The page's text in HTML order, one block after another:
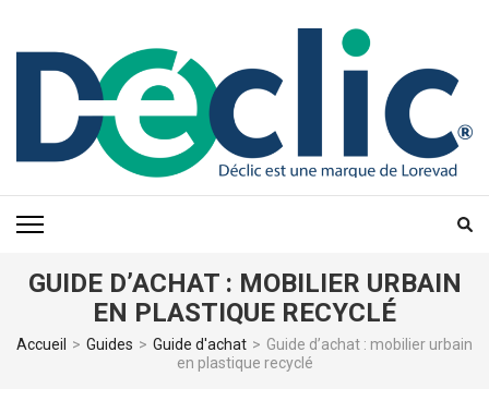
GUIDE D’ACHAT : MOBILIER URBAIN
EN PLASTIQUE RECYCLÉ
Accueil > Guides > Guide d'achat > Guide d’achat : mobilier urbain
en plastique recyclé